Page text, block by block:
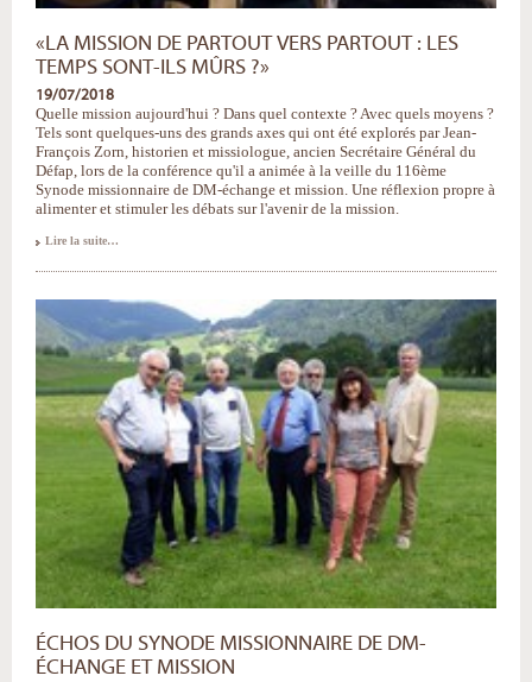
«LA MISSION DE PARTOUT VERS PARTOUT : LES
TEMPS SONT-ILS MÛRS ?»
19/07/2018
Quelle mission aujourd'hui ? Dans quel contexte ? Avec quels moyens ?
Tels sont quelques-uns des grands axes qui ont été explorés par Jean-
François Zorn, historien et missiologue, ancien Secrétaire Général du
Défap, lors de la conférence qu'il a animée à la veille du 116ème
Synode missionnaire de DM-échange et mission. Une réflexion propre à
alimenter et stimuler les débats sur l'avenir de la mission.
«La
:
temps
sont-
mûrs
?»
Lire la suite…
ÉCHOS DU SYNODE MISSIONNAIRE DE DM-
ÉCHANGE ET MISSION